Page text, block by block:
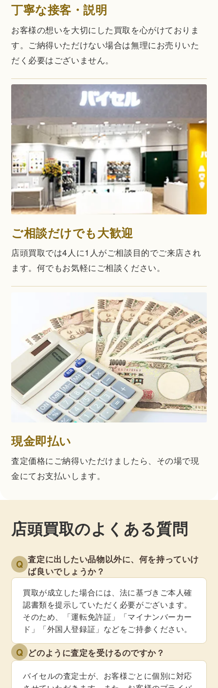
丁寧な接客・説明
お客様の想いを大切にした買取を心がけておりま
す。ご納得いただけない場合は無理にお売りいた
だく必要はございません。
ご相談だけでも大歓迎
店頭買取では4人に1人がご相談目的でご来店され
ます。何でもお気軽にご相談ください。
現金即払い
査定価格にご納得いただけましたら、その場で現
金にてお支払いします。
店頭買取のよくある質問
Q 査定に出したい品物以外に、何を持っていけ
ば良いでしょうか？
買取が成立した場合には、法に基づきご本人確
認書類を提示していただく必要がございます。
そのため、「運転免許証」「マイナンバーカー
ド」「外国人登録証」などをご持参ください。
Q どのように査定を受けるのですか？
バイセルの査定士が、お客様ごとに個別に対応